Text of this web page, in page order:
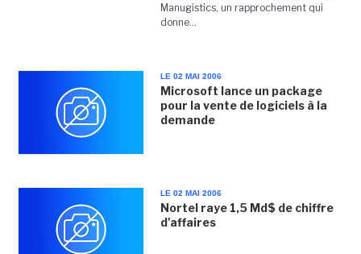
Manugistics, un rapprochement qui
donne...
LE 02 MAI 2006
Microsoft lance un package
pour la vente de logiciels à la
demande
LE 02 MAI 2006
Nortel raye 1,5 Md$ de chiffre
d'affaires